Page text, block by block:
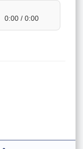
0:00 / 0:00